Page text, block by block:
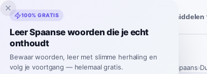
Inklingo Spaanse hulpmiddelen
Spaans›
100% GRATIS
Leer Spaanse woorden die je echt
onthoudt
Bewaar woorden, leer met slimme herhaling en
volg je voortgang — helemaal gratis.